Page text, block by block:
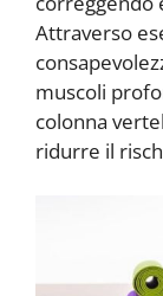
Attraverso
muscoli
colonna
ridurre il